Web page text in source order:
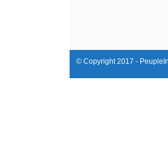
© Copyright 2017 -